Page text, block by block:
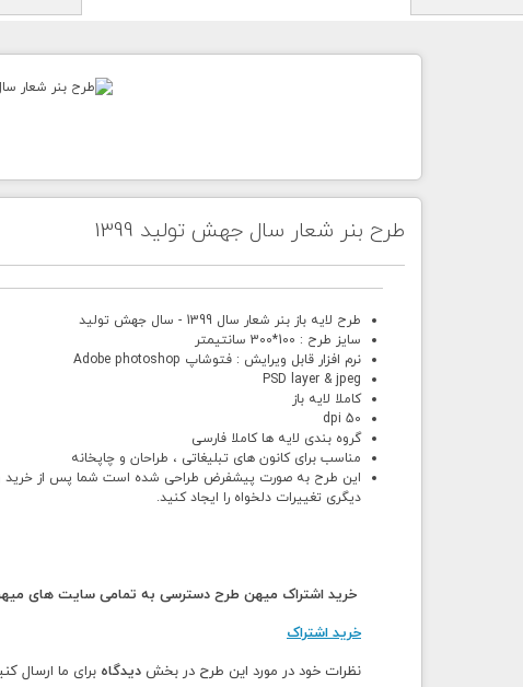
طرح بنر شعار سال جهش تولید 1399
طرح لایه باز بنر شعار سال 1399 - سال جهش تولید
سایز طرح : 100*300 سانتیمتر
نرم افزار قابل ویرایش : فتوشاپ Adobe photoshop
PSD layer & jpeg
کاملا لایه باز
50 dpi
گروه بندی لایه ها کاملا فارسی
مناسب برای کانون های تبلیغاتی ، طراحان و چاپخانه
این طرح به صورت پیشفرض طراحی شده است شما پس از خرید و
دیگری تغییرات دلخواه را ایجاد کنید.
خرید اشتراک میهن طرح دسترسی به تمامی سایت های
خرید اشتراک
نظرات خود در مورد این طرح در بخش دیدگاه برای ما ارسال